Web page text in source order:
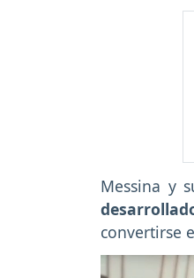
Messina y
convertirse